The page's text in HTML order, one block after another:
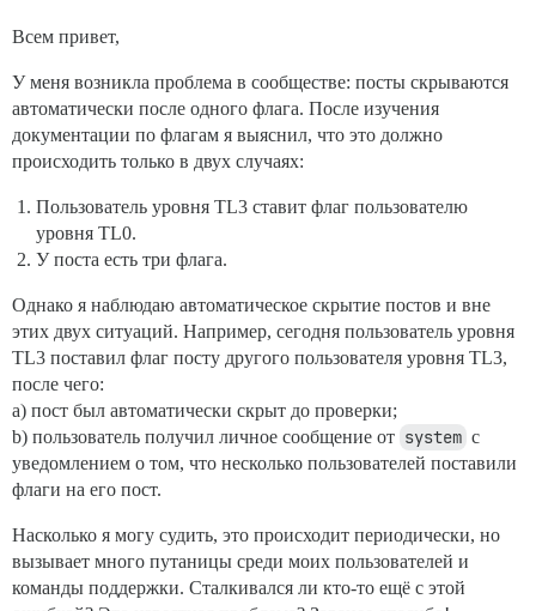
Всем привет,
У меня возникла проблема в сообществе: посты скрываются
автоматически после одного флага. После изучения
документации по флагам я выяснил, что это должно
происходить только в двух случаях:
Пользователь уровня TL3 ставит флаг пользователю
уровня TL0.
У поста есть три флага.
Однако я наблюдаю автоматическое скрытие постов и вне
этих двух ситуаций. Например, сегодня пользователь уровня
TL3 поставил флаг посту другого пользователя уровня TL3,
после чего:
a) пост был автоматически скрыт до проверки;
b) пользователь получил личное сообщение от system с
уведомлением о том, что несколько пользователей поставили
флаги на его пост.
Насколько я могу судить, это происходит периодически, но
вызывает много путаницы среди моих пользователей и
команды поддержки. Сталкивался ли кто-то ещё с этой